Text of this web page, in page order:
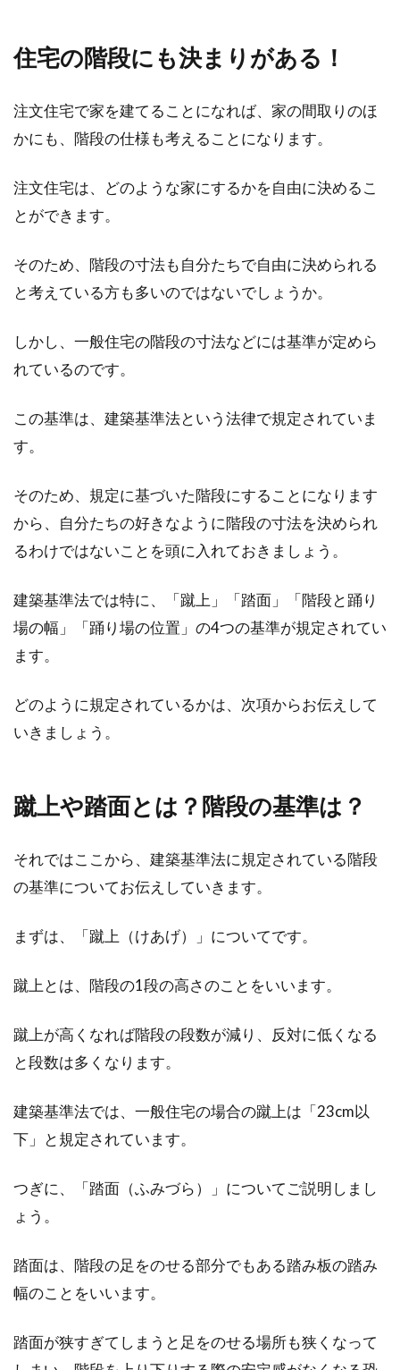
新築ホヤホヤのマイホームなら、家具や家電も
方が多いと思...
賃貸物件の敷金と保証金は償却され
アパートなどの賃貸物件に入居する際、初期費
用として敷金や保証金を支払うこともありま
す。こ...
床面積に制限がある！？
て家づくり...
る！その費用と注意点とは？
住宅を建築す...
ためのアイディアをご紹介
注文住宅で家を新築した方の中には、「こうす
れば良かった」などと後悔する方が多くいま
賃料と管理費にはなぜ消費税はかか
今の世の中、何に対しても消費税がかかります
うか。住...
住宅の名義変更は贈与税や相続税が
住宅や土地などの不動産には、必ず名義人が存
を行...
住宅の階段にも決まりがある！
注文住宅で家を建てることになれば、家の間取りのほ
かにも、階段の仕様も考えることになります。
注文住宅は、どのような家にするかを自由に決めるこ
とができます。
そのため、階段の寸法も自分たちで自由に決められる
と考えている方も多いのではないでしょうか。
しかし、一般住宅の階段の寸法などには基準が定めら
れているのです。
この基準は、建築基準法という法律で規定されていま
す。
そのため、規定に基づいた階段にすることになります
から、自分たちの好きなように階段の寸法を決められ
るわけではないことを頭に入れておきましょう。
建築基準法では特に、「蹴上」「踏面」「階段と踊り
場の幅」「踊り場の位置」の4つの基準が規定されてい
ます。
どのように規定されているかは、次項からお伝えして
いきましょう。
蹴上や踏面とは？階段の基準は？
それではここから、建築基準法に規定されている階段
の基準についてお伝えしていきます。
まずは、「蹴上（けあげ）」についてです。
蹴上とは、階段の1段の高さのことをいいます。
蹴上が高くなれば階段の段数が減り、反対に低くなる
と段数は多くなります。
建築基準法では、一般住宅の場合の蹴上は「23cm以
下」と規定されています。
つぎに、「踏面（ふみづら）」についてご説明しまし
ょう。
踏面は、階段の足をのせる部分でもある踏み板の踏み
幅のことをいいます。
踏面が狭すぎてしまうと足をのせる場所も狭くなって